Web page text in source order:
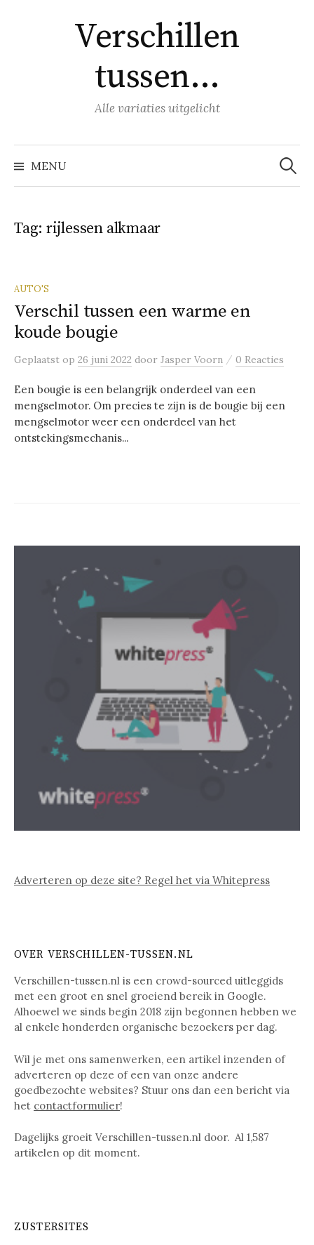
Verschillen
tussen…
Alle variaties uitgelicht
MENU
Zoeken
naar:
Tag: rijlessen alkmaar
AUTO'S
Verschil tussen een warme en
koude bougie
Geplaatst op 26 juni 2022 door Jasper Voorn / 0 Reacties
Een bougie is een belangrijk onderdeel van een
mengselmotor. Om precies te zijn is de bougie bij een
mengselmotor weer een onderdeel van het
ontstekingsmechanis...
Adverteren op deze site? Regel het via Whitepress
OVER VERSCHILLEN-TUSSEN.NL
Verschillen-tussen.nl is een crowd-sourced uitleggids
met een groot en snel groeiend bereik in Google.
Alhoewel we sinds begin 2018 zijn begonnen hebben we
al enkele honderden organische bezoekers per dag.
Wil je met ons samenwerken, een artikel inzenden of
adverteren op deze of een van onze andere
goedbezochte websites? Stuur ons dan een bericht via
het contactformulier!
Dagelijks groeit Verschillen-tussen.nl door. Al 1,587
artikelen op dit moment.
ZUSTERSITES